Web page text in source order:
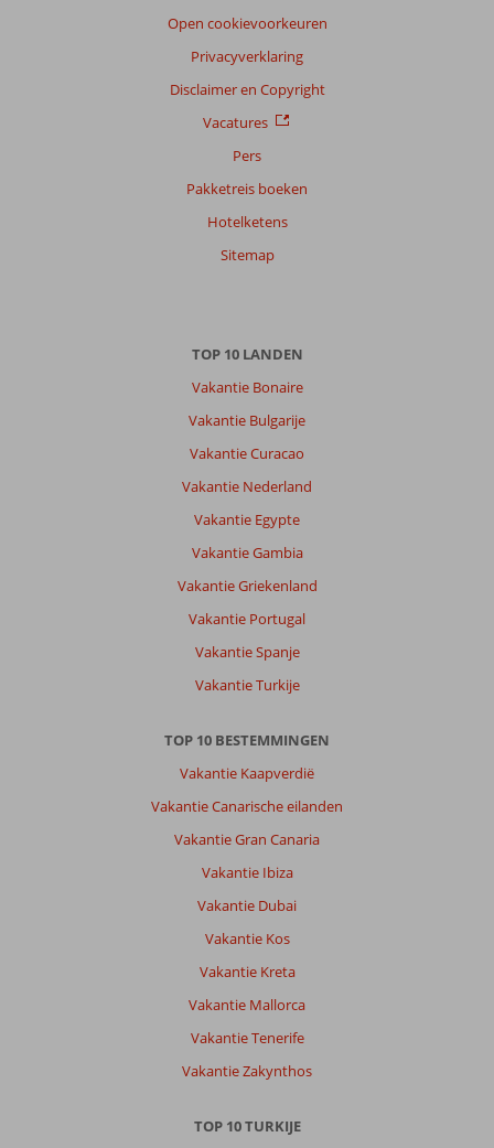
Open cookievoorkeuren
Privacyverklaring
Disclaimer en Copyright
Vacatures
Pers
Pakketreis boeken
Hotelketens
Sitemap
TOP 10 LANDEN
Vakantie Bonaire
Vakantie Bulgarije
Vakantie Curacao
Vakantie Nederland
Vakantie Egypte
Vakantie Gambia
Vakantie Griekenland
Vakantie Portugal
Vakantie Spanje
Vakantie Turkije
TOP 10 BESTEMMINGEN
Vakantie Kaapverdië
Vakantie Canarische eilanden
Vakantie Gran Canaria
Vakantie Ibiza
Vakantie Dubai
Vakantie Kos
Vakantie Kreta
Vakantie Mallorca
Vakantie Tenerife
Vakantie Zakynthos
TOP 10 TURKIJE